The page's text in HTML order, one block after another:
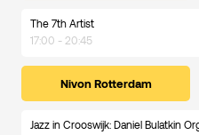
The 7th Artist
17:00 - 20:45
Nivon Rotterdam
Jazz in Crooswijk: Daniel Bulatkin